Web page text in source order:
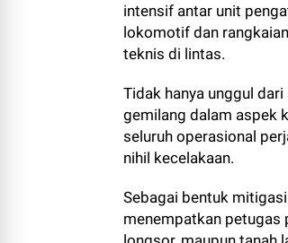
intensif antar unit
lokomotif dan
teknis di lintas.
Tidak hanya unggul
gemilang dalam aspek
seluruh operasional
nihil kecelakaan.
Sebagai bentuk
menempatkan petugas